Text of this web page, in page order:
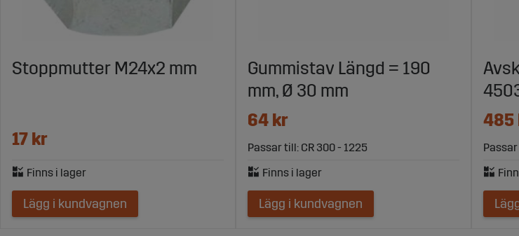
Stoppmutter M24x2 mm
17 kr
Lägg i kundvagnen
Gummistav Längd = 190
mm, Ø 30 mm
64 kr
Passar till: CR 300 - 1225
Lägg i kundvagnen
485